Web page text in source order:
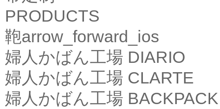
PRODUCTS
鞄arrow_forward_ios
婦人かばん工場 DIARIO
婦人かばん工場 CLARTE
婦人かばん工場 BACKPACK